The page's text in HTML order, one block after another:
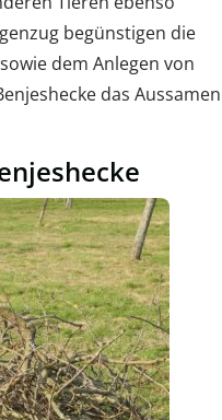
begünstigen die
dem Anlegen von
das Aussamen